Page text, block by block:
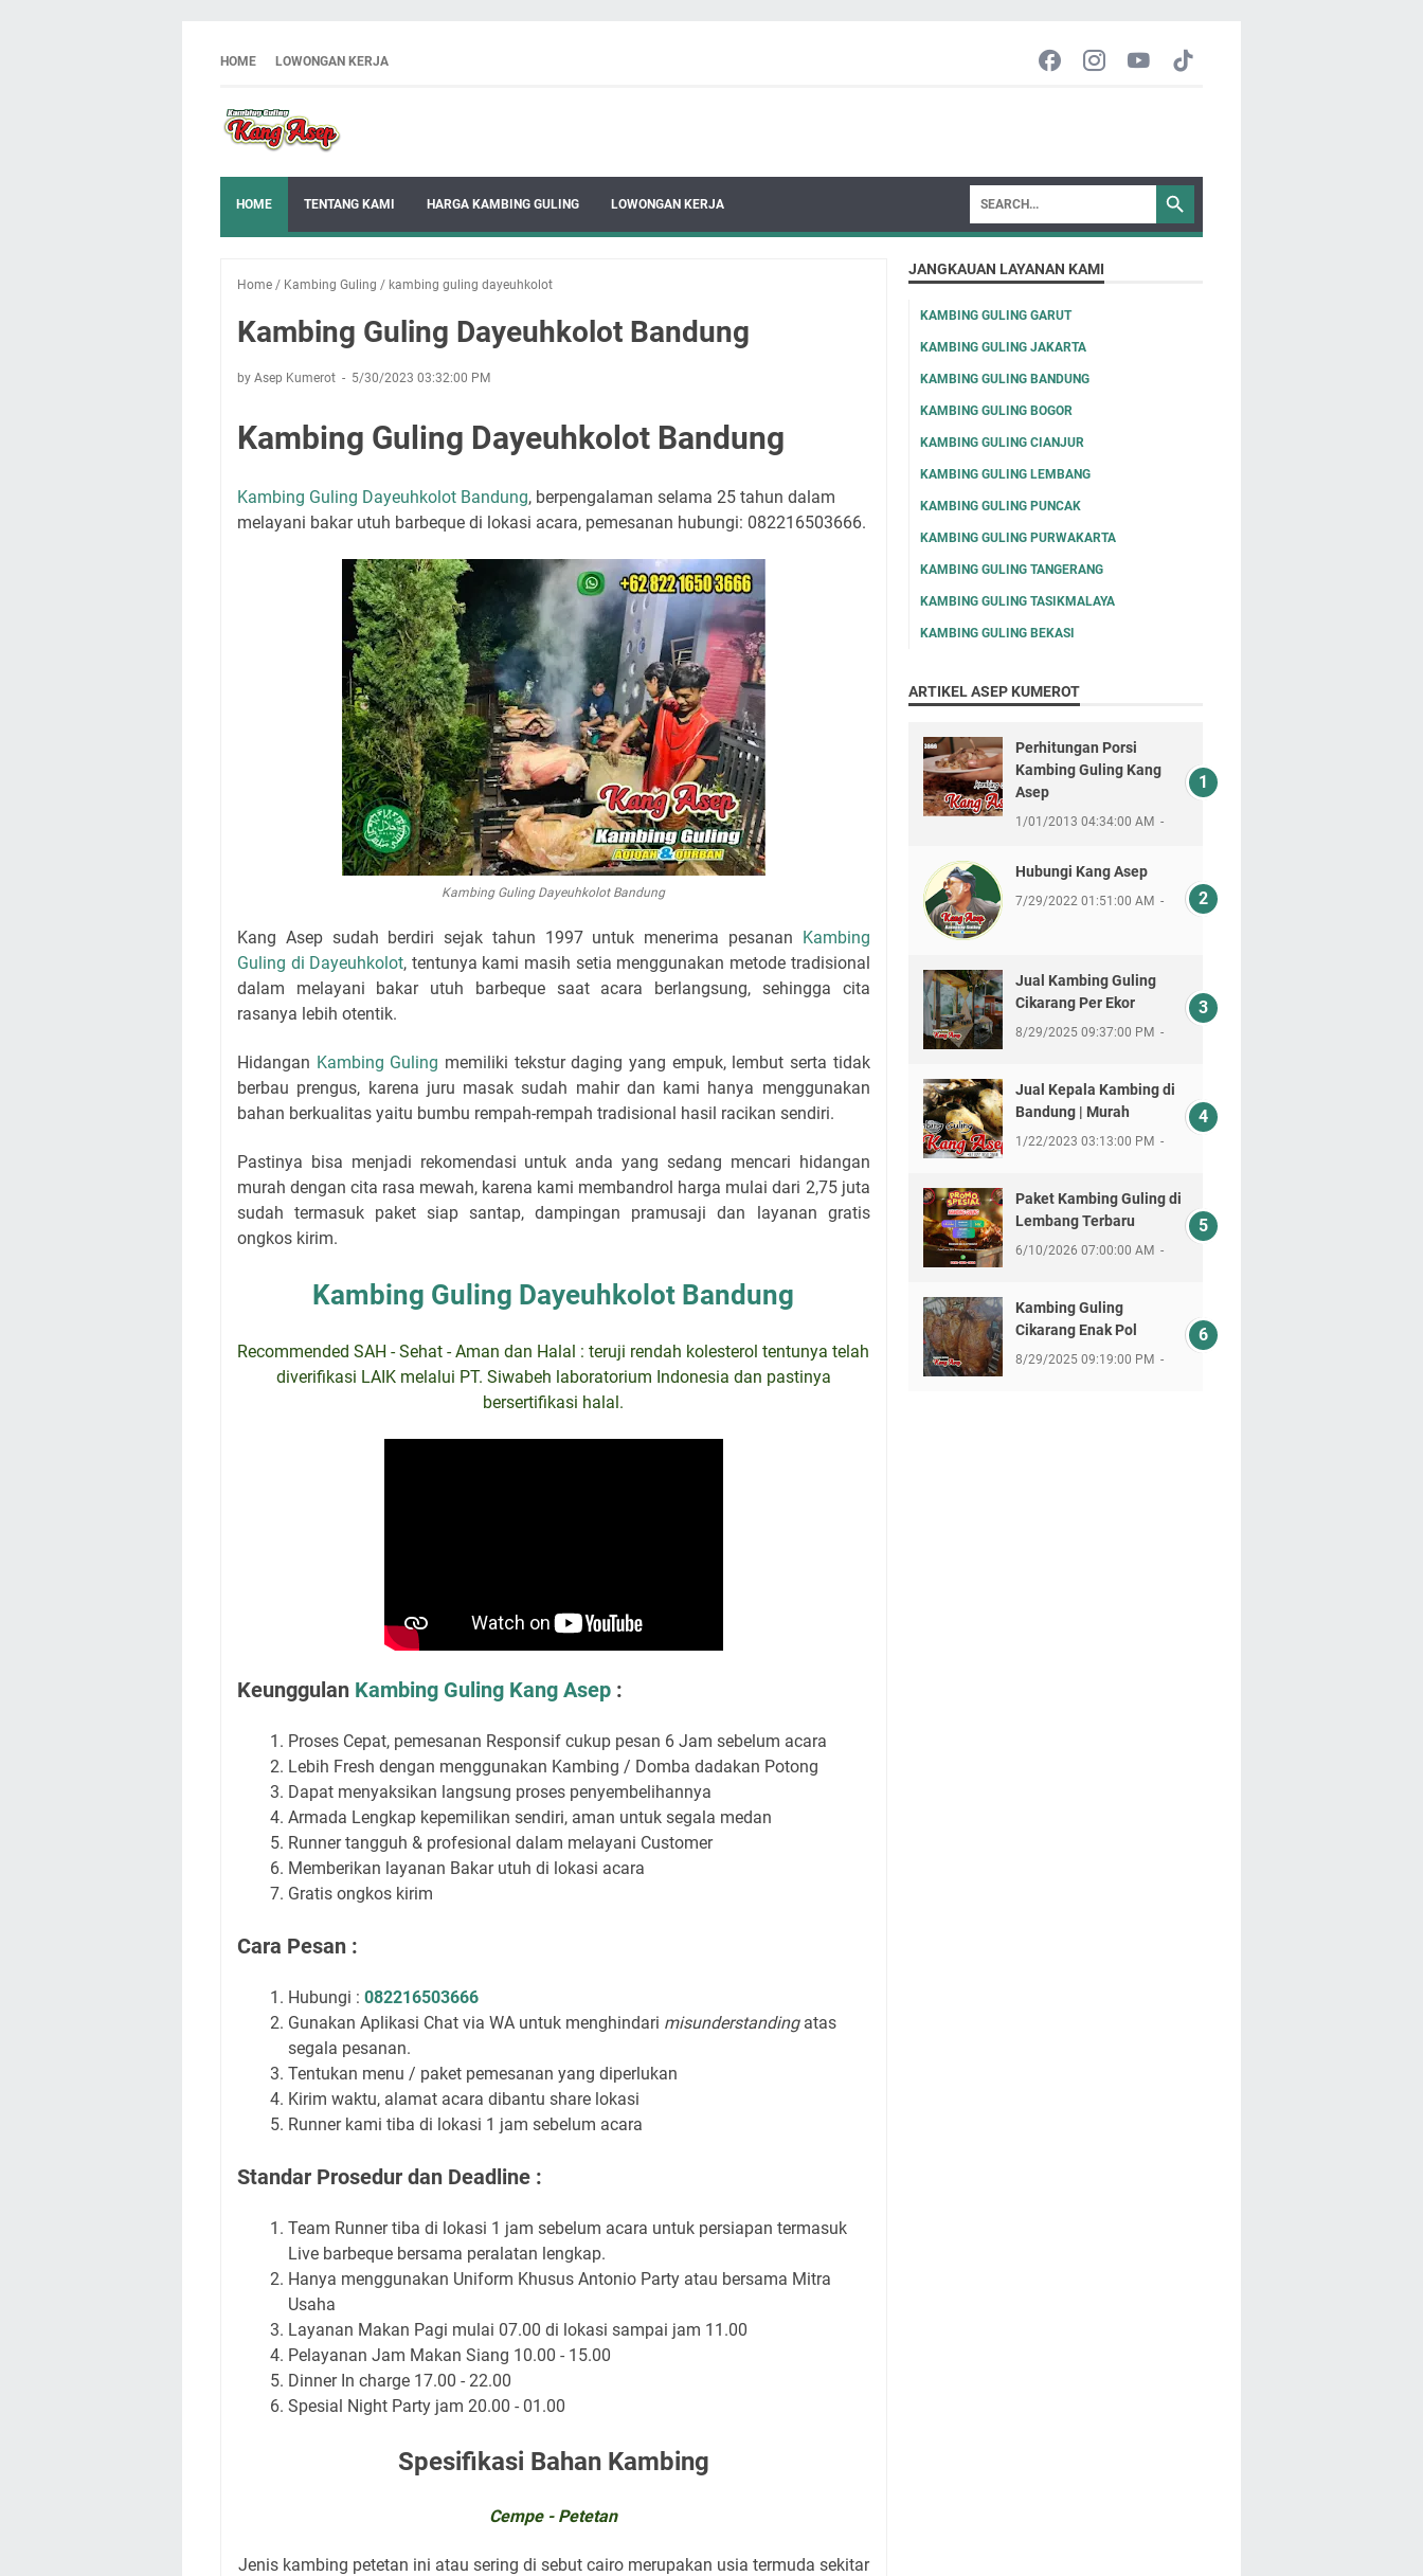
HOME LOWONGAN KERJA
HOME TENTANG KAMI HARGA KAMBING GULING LOWONGAN KERJA
Home / Kambing Guling / kambing guling dayeuhkolot
Kambing Guling Dayeuhkolot Bandung
by Asep Kumerot 5/30/2023 03:32:00 PM
Kambing Guling Dayeuhkolot Bandung
Kambing Guling Dayeuhkolot Bandung, berpengalaman selama 25 tahun dalam
melayani bakar utuh barbeque di lokasi acara, pemesanan hubungi: 082216503666.
Kambing Guling Dayeuhkolot Bandung
Kang Asep sudah berdiri sejak tahun 1997 untuk menerima pesanan Kambing
Guling di Dayeuhkolot, tentunya kami masih setia menggunakan metode tradisional
dalam melayani bakar utuh barbeque saat acara berlangsung, sehingga cita
rasanya lebih otentik.
Hidangan Kambing Guling memiliki tekstur daging yang empuk, lembut serta tidak
berbau prengus, karena juru masak sudah mahir dan kami hanya menggunakan
bahan berkualitas yaitu bumbu rempah-rempah tradisional hasil racikan sendiri.
Pastinya bisa menjadi rekomendasi untuk anda yang sedang mencari hidangan
murah dengan cita rasa mewah, karena kami membandrol harga mulai dari 2,75 juta
sudah termasuk paket siap santap, dampingan pramusaji dan layanan gratis
ongkos kirim.
Kambing Guling Dayeuhkolot Bandung
Recommended SAH - Sehat - Aman dan Halal : teruji rendah kolesterol tentunya telah
diverifikasi LAIK melalui PT. Siwabeh laboratorium Indonesia dan pastinya
bersertifikasi halal.
Keunggulan Kambing Guling Kang Asep :
Proses Cepat, pemesanan Responsif cukup pesan 6 Jam sebelum acara
Lebih Fresh dengan menggunakan Kambing / Domba dadakan Potong
Dapat menyaksikan langsung proses penyembelihannya
Armada Lengkap kepemilikan sendiri, aman untuk segala medan
Runner tangguh & profesional dalam melayani Customer
Memberikan layanan Bakar utuh di lokasi acara
Gratis ongkos kirim
Cara Pesan :
Hubungi : 082216503666
Gunakan Aplikasi Chat via WA untuk menghindari misunderstanding atas
segala pesanan.
Tentukan menu / paket pemesanan yang diperlukan
Kirim waktu, alamat acara dibantu share lokasi
Runner kami tiba di lokasi 1 jam sebelum acara
Standar Prosedur dan Deadline :
Team Runner tiba di lokasi 1 jam sebelum acara untuk persiapan termasuk
Live barbeque bersama peralatan lengkap.
Hanya menggunakan Uniform Khusus Antonio Party atau bersama Mitra
Usaha
Layanan Makan Pagi mulai 07.00 di lokasi sampai jam 11.00
Pelayanan Jam Makan Siang 10.00 - 15.00
Dinner In charge 17.00 - 22.00
Spesial Night Party jam 20.00 - 01.00
Spesifikasi Bahan Kambing
Cempe - Petetan
Jenis kambing petetan ini atau sering di sebut cairo merupakan usia termuda sekitar
JANGKAUAN LAYANAN KAMI
KAMBING GULING GARUT
KAMBING GULING JAKARTA
KAMBING GULING BANDUNG
KAMBING GULING BOGOR
KAMBING GULING CIANJUR
KAMBING GULING LEMBANG
KAMBING GULING PUNCAK
KAMBING GULING PURWAKARTA
KAMBING GULING TANGERANG
KAMBING GULING TASIKMALAYA
KAMBING GULING BEKASI
ARTIKEL ASEP KUMEROT
Perhitungan Porsi
Kambing Guling Kang
Asep
1/01/2013 04:34:00 AM
Hubungi Kang Asep
7/29/2022 01:51:00 AM
Jual Kambing Guling
Cikarang Per Ekor
8/29/2025 09:37:00 PM
Jual Kepala Kambing di
Bandung | Murah
1/22/2023 03:13:00 PM
Paket Kambing Guling di
Lembang Terbaru
6/10/2026 07:00:00 AM
Kambing Guling
Cikarang Enak Pol
8/29/2025 09:19:00 PM